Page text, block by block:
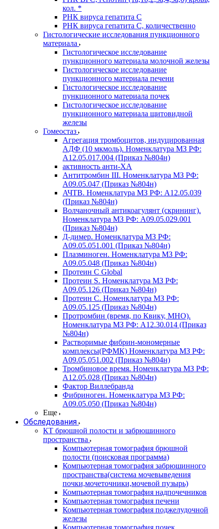
кол. *
РНК вируса гепатита C
РНК вируса гепатита C, количественно
Гистологические исследования пункционного
материала
Гистологическое исследование
пункционного материала молочной железы
Гистологическое исследование
пункционного материала печени
Гистологическое исследование
пункционного материала почек
Гистологическое исследование
пункционного материала щитовидной
железы
Гомеостаз
Агрегация тромбоцитов, индуцированная
АДФ (10 мкмоль). Номенклатура МЗ РФ:
A12.05.017.004 (Приказ №804н)
активность анти-ХА
Антитромбин III. Номенклатура МЗ РФ:
A09.05.047 (Приказ №804н)
АЧТВ. Номенклатура МЗ РФ: A12.05.039
(Приказ №804н)
Волчаночный антикоагулянт (скрининг).
Номенклатура МЗ РФ: A09.05.029.001
(Приказ №804н)
Д-димер. Номенклатура МЗ РФ:
A09.05.051.001 (Приказ №804н)
Плазминоген. Номенклатура МЗ РФ:
A09.05.048 (Приказ №804н)
Протеин C Global
Протеин S. Номенклатура МЗ РФ:
A09.05.126 (Приказ №804н)
Протеин С. Номенклатура МЗ РФ:
A09.05.125 (Приказ №804н)
Протромбин (время, по Квику, МНО).
Номенклатура МЗ РФ: A12.30.014 (Приказ
№804н)
Растворимые фибрин-мономерные
комплексы(РФМК) Номенклатура МЗ РФ:
A09.05.051.002 (Приказ №804н)
Тромбиновое время. Номенклатура МЗ РФ:
A12.05.028 (Приказ №804н)
Фактор Виллебранда
Фибриноген. Номенклатура МЗ РФ:
A09.05.050 (Приказ №804н)
Еще
Обследования
КТ брюшной полости и забрюшинного
пространства
Компьютерная томография брюшной
полости (поисковая программа)
Компьютерная томография забрюшинного
пространства(система мочевыведения
почки,мочеточники,мочевой пузырь)
Компьютерная томография надпочечников
Компьютерная томография печени
Компьютерная томография поджелудочной
железы
Компьютерная томография почек